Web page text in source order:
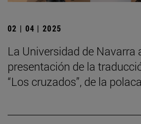
02 | 04 | 2025
La Universidad de Navarra
presentación de la
“Los cruzados”, de la